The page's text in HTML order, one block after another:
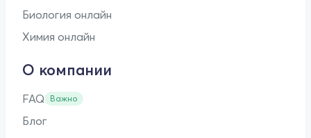
Биология онлайн
Химия онлайн
О компании
FAQ Важно
Блог